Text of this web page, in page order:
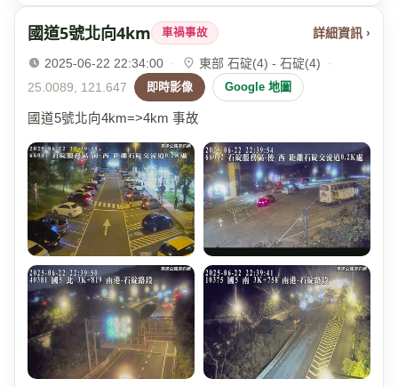
國道5號北向4km 車禍事故 詳細資訊 ›
2025-06-22 22:34:00 · 東部 石碇(4) - 石碇(4)
·
25.0089, 121.647
即時影像 Google 地圖
國道5號北向4km=>4km 事故